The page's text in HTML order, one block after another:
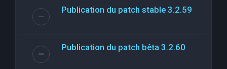
Publication du patch stable 3.2.59
Publication du patch bêta 3.2.60